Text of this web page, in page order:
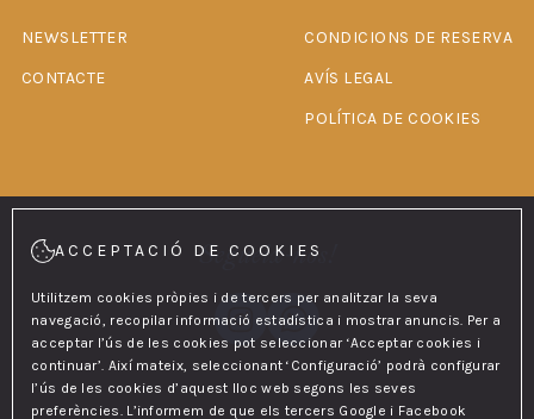
NEWSLETTER
CONTACTE
CONDICIONS DE RESERVA
AVÍS LEGAL
POLÍTICA DE COOKIES
Segueix-nos!
ACCEPTACIÓ DE COOKIES
Utilitzem cookies pròpies i de tercers per analitzar la seva
navegació, recopilar informació estadística i mostrar anuncis. Per a
acceptar l’ús de les cookies pot seleccionar ‘Acceptar cookies i
continuar’. Així mateix, seleccionant ‘Configuració’ podrà configurar
l’ús de les cookies d’aquest lloc web segons les seves
preferències. L’informem de que els tercers Google i Facebook